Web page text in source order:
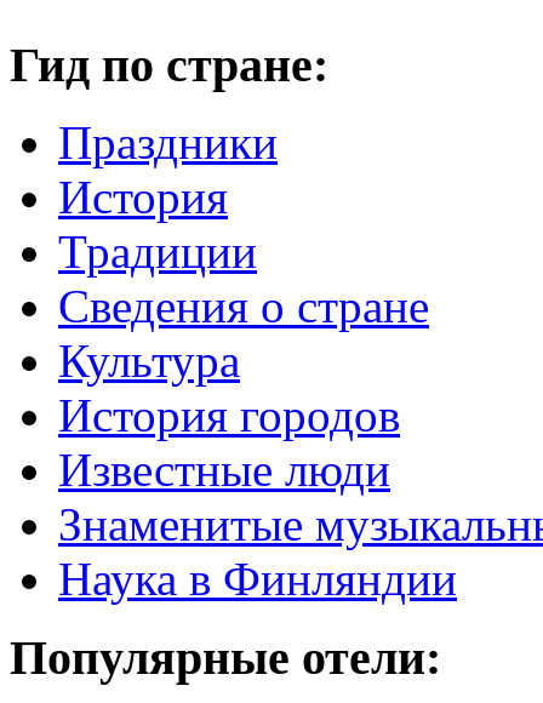
Гид по стране:
Праздники
История
Традиции
Cведения о стране
Культура
История городов
Известные люди
Знаменитые
Наука в Финляндии
Популярные отели: